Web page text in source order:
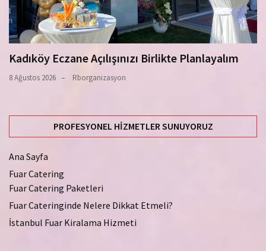
Kadıköy Eczane Açılışınızı Birlikte Planlayalım
8 Ağustos 2026 Rborganizasyon
PROFESYONEL HIZMETLER SUNUYORUZ
Ana Sayfa
Fuar Catering
Fuar Catering Paketleri
Fuar Cateringinde Nelere Dikkat Etmeli?
İstanbul Fuar Kiralama Hizmeti